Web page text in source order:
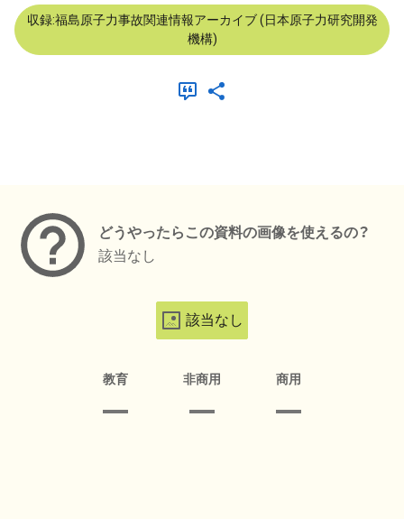
収録:福島原子力事故関連情報アーカイブ (日本原子力研究開発
機構)
どうやったらこの資料の画像を使えるの？
該当なし
該当なし
教育 非商用 商用